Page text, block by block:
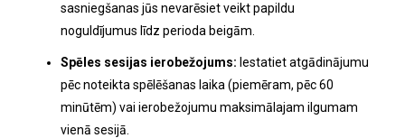
sasniegšanas jūs nevarēsiet veikt papildu
noguldījumus līdz perioda beigām.
Spēles sesijas ierobežojums: Iestatiet atgādinājumu
pēc noteikta spēlēšanas laika (piemēram, pēc 60
minūtēm) vai ierobežojumu maksimālajam ilgumam
vienā sesijā.